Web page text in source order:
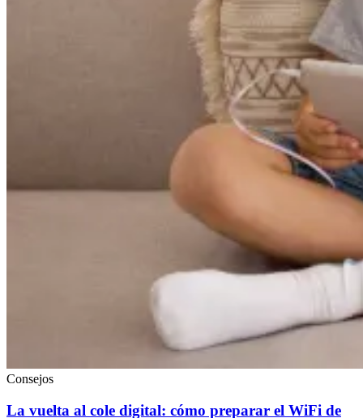
Consejos
La vuelta al cole digital: cómo preparar el WiFi de